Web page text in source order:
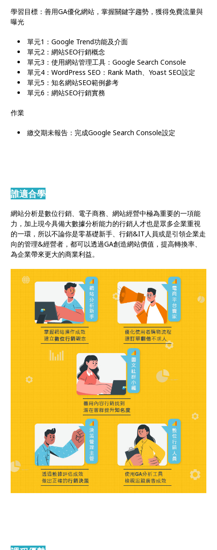
學習目標：善用GA優化網站，掌握關鍵字趨勢，獲得免費流量與
曝光
單元1：Google Trend功能及介面
單元2：網站SEO行銷概念
單元3：使用網站管理工具：Google Search Console
單元4：WordPress SEO：Rank Math、Yoast SEO設定
單元5：知名網站SEO範例參考
單元6：網站SEO行銷實務
作業
繳交期未報告：完成Google Search Console設定
誰適合學
網站分析是數位行銷、電子商務、網站經營中極為重要的一項能
力，加上現今具備大數據分析能力的行銷人才也是眾多企業重視
的一環，所以不論你是零基礎新手、行銷&IT人員或是引領企業走
向的管理&經營者，都可以透過GA創造網站價值，提高轉換率、
為企業帶來更大的商業利益。